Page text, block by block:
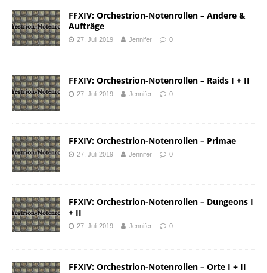
FFXIV: Orchestrion-Notenrollen – Andere &
Aufträge
27. Juli 2019 Jennifer 0
FFXIV: Orchestrion-Notenrollen – Raids I + II
27. Juli 2019 Jennifer 0
FFXIV: Orchestrion-Notenrollen – Primae
27. Juli 2019 Jennifer 0
FFXIV: Orchestrion-Notenrollen – Dungeons I
+ II
27. Juli 2019 Jennifer 0
FFXIV: Orchestrion-Notenrollen – Orte I + II